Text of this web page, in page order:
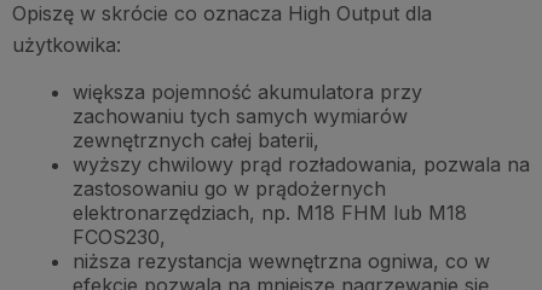
Opiszę w skrócie co oznacza High Output dla
użytkowika:
większa pojemność akumulatora przy
zachowaniu tych samych wymiarów
zewnętrznych całej baterii,
wyższy chwilowy prąd rozładowania, pozwala na
zastosowaniu go w prądożernych
elektronarzędziach, np. M18 FHM lub M18
FCOS230,
niższa rezystancja wewnętrzna ogniwa, co w